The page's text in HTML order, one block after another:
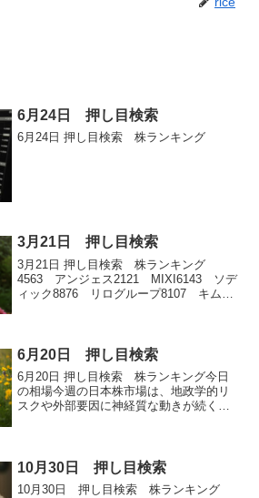
6月24日 押し目検索
6月24日 押し目検索 株ランキング
3月21日 押し目検索
3月21日 押し目検索 株ランキング
4563 アンジェス2121 MIXI6143 ソデ
ィック8876 リログループ8107 キムラ
6月20日 押し目検索
6月20日 押し目検索 株ランキング今日
の相場今週の日本株市場は、地政学的リ
スクや外部要因に神経質な動きが続く中
って...
10月30日 押し目検索
10月30日 押し目検索 株ランキング